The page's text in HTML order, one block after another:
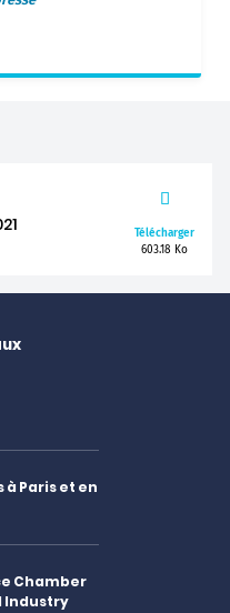
Télécharger
603.18 Ko
Paris et en
Chamber
Industry